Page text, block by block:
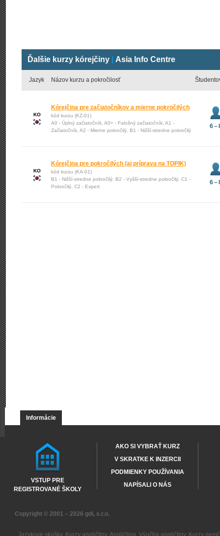
Ďalšie kurzy kórejčiny Asia Info Centre
Jazyk Názov kurzu a pokročilosť
KO
Kórejčina pre začiatočníkov a mierne pokročilých
kód kurzu (KZ-01)
A0 - Úplný začiatočník, A0+ - Falošný začiatočník, A1 -
Začiatočník, A2 - Mierne pokročilý, B1 - Nižší-stredne pokročilý
6 –
KO
Kórejčina pre pokročilých (aj príprava na TOPIK)
kód kurzu (KA-01)
B1 - Nižší-stredne pokročilý, B2 - Vyšší-stredne pokročilý, C1 -
Pokročilý, C2 - Expert
6 –
Informácie
VSTUP PRE
REGISTROVANÉ ŠKOLY
AKO SI VYBRAŤ KURZ
V SKRATKE K INZERCII
PODMIENKY POUŽÍVANIA
NAPÍSALI O NÁS
Copyright © 2001 – 2026 gdi, s.r.o.
Jazykové skúšky, Kurzy angličtiny, Angličtina Výučba angličtiny, Kurzy